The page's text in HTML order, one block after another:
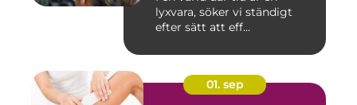
lyxvara, söker vi ständigt
efter sätt att eff...
01. sep